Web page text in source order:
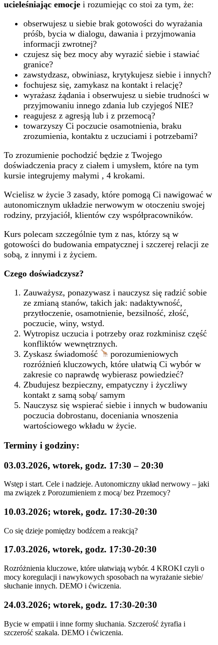
ucieleśniając emocje i rozumiejąc co stoi za tym, że:
obserwujesz u siebie brak gotowości do wyrażania
próśb, bycia w dialogu, dawania i przyjmowania
informacji zwrotnej?
czujesz się bez mocy aby wyrazić siebie i stawiać
granice?
zawstydzasz, obwiniasz, krytykujesz siebie i innych?
fochujesz się, zamykasz na kontakt i relację?
wyrażasz żądania i obserwujesz u siebie trudności w
przyjmowaniu innego zdania lub czyjegoś NIE?
reagujesz z agresją lub i z przemocą?
towarzyszy Ci poczucie osamotnienia, braku
zrozumienia, kontaktu z uczuciami i potrzebami?
To zrozumienie pochodzić będzie z Twojego
doświadczenia pracy z ciałem i umysłem, które na tym
kursie integrujemy małymi , 4 krokami.
Wcielisz w życie 3 zasady, które pomogą Ci nawigować w
autonomicznym układzie nerwowym w otoczeniu swojej
rodziny, przyjaciół, klientów czy współpracowników.
Kurs polecam szczególnie tym z nas, którzy są w
gotowości do budowania empatycznej i szczerej relacji ze
sobą, z innymi i z życiem.
Czego doświadczysz?
Zauważysz, ponazywasz i nauczysz się radzić sobie
ze zmianą stanów, takich jak: nadaktywność,
przytłoczenie, osamotnienie, bezsilność, złość,
poczucie, winy, wstyd.
Wytropisz uczucia i potrzeby oraz rozkminisz część
konfliktów wewnętrznych.
Zyskasz świadomość
porozumieniowych
rozróżnień kluczowych, które ułatwią Ci wybór w
zakresie co naprawdę wybierasz powiedzieć?
Zbudujesz bezpieczny, empatyczny i życzliwy
kontakt z samą sobą/ samym
Nauczysz się wspierać siebie i innych w budowaniu
poczucia dobrostanu, doceniania wnoszenia
wartościowego wkładu w życie.
Terminy i godziny:
03.03.2026, wtorek, godz. 17:30 – 20:30
Wstęp i start. Cele i nadzieje. Autonomiczny układ nerwowy – jaki
ma związek z Porozumieniem z mocą/ bez Przemocy?
10.03.2026; wtorek, godz. 17:30-20:30
Co się dzieje pomiędzy bodźcem a reakcją?
17.03.2026, wtorek, godz. 17:30-20:30
Rozróżnienia kluczowe, które ułatwiają wybór. 4 KROKI czyli o
mocy koregulacji i nawykowych sposobach na wyrażanie siebie/
słuchanie innych. DEMO i ćwiczenia.
24.03.2026; wtorek, godz. 17:30-20:30
Bycie w empatii i inne formy słuchania. Szczerość żyrafia i
szczerość szakala. DEMO i ćwiczenia.